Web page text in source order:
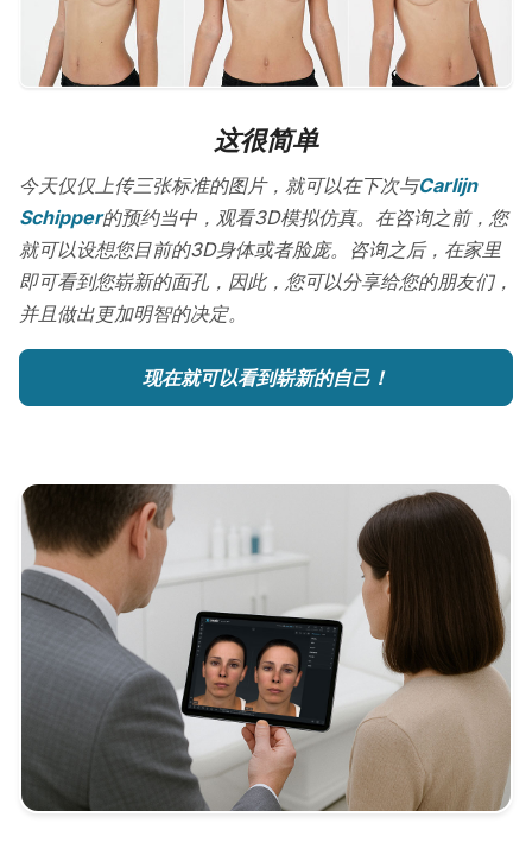
这很简单
今天仅仅上传三张标准的图片，就可以在下次与Carlijn
Schipper的预约当中，观看3D模拟仿真。在咨询之前，您
就可以设想您目前的3D身体或者脸庞。咨询之后，在家里
即可看到您崭新的面孔，因此，您可以分享给您的朋友们，
并且做出更加明智的决定。
现在就可以看到崭新的自己！